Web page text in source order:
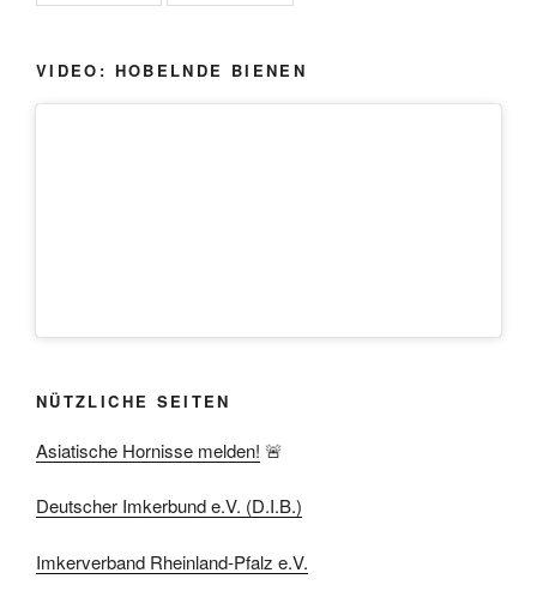
VIDEO: HOBELNDE BIENEN
NÜTZLICHE SEITEN
Asiatische Hornisse melden! 🚨
Deutscher Imkerbund e.V. (D.I.B.)
Imkerverband Rheinland-Pfalz e.V.